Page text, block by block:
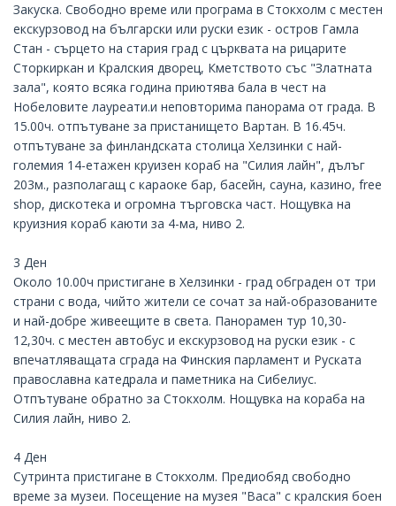
Закуска. Свободно време или програма в Стокхолм с местен
екскурзовод на български или руски език - остров Гамла
Стан - сърцето на стария град с църквата на рицарите
Сторкиркан и Кралския дворец, Кметството със "Златната
зала", която всяка година приютява бала в чест на
Нобеловите лауреати.и неповторима панорама от града. В
15.00ч. отпътуване за пристанището Вартан. В 16.45ч.
отпътуване за финландската столица Хелзинки с най-
големия 14-етажен круизен кораб на "Силия лайн", дълъг
203м., разполагащ с караоке бар, басейн, сауна, казино, free
shop, дискотека и огромна търговска част. Нощувка на
круизния кораб каюти за 4-ма, ниво 2.
3 Ден
Около 10.00ч пристигане в Хелзинки - град обграден от три
страни с вода, чийто жители се сочат за най-образованите
и най-добре живеещите в света. Панорамен тур 10,30-
12,30ч. с местен автобус и екскурзовод на руски език - с
впечатляващата сграда на Финския парламент и Руската
православна катедрала и паметника на Сибелиус.
Отпътуване обратно за Стокхолм. Нощувка на кораба на
Силия лайн, ниво 2.
4 Ден
Сутринта пристигане в Стокхолм. Предиобяд свободно
време за музеи. Посещение на музея "Васа" с кралския боен